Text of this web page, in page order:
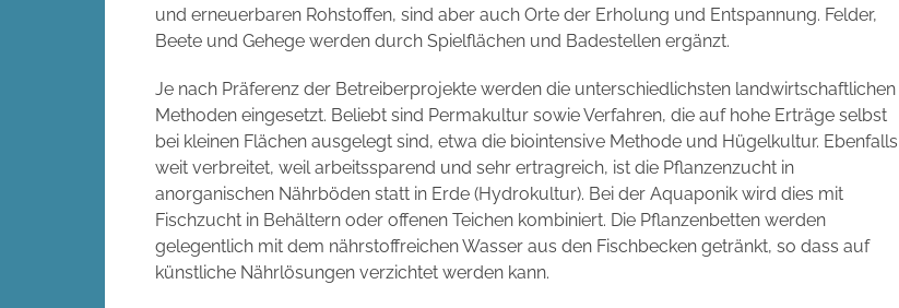
und erneuerbaren Rohstoffen, sind aber auch Orte der Erholung und Entspannung. Felder,
Beete und Gehege werden durch Spielflächen und Badestellen ergänzt.
Je nach Präferenz der Betreiberprojekte werden die unterschiedlichsten landwirtschaftlichen
Methoden eingesetzt. Beliebt sind Permakultur sowie Verfahren, die auf hohe Erträge selbst
bei kleinen Flächen ausgelegt sind, etwa die biointensive Methode und Hügelkultur. Ebenfalls
weit verbreitet, weil arbeitssparend und sehr ertragreich, ist die Pflanzenzucht in
anorganischen Nährböden statt in Erde (Hydrokultur). Bei der Aquaponik wird dies mit
Fischzucht in Behältern oder offenen Teichen kombiniert. Die Pflanzenbetten werden
gelegentlich mit dem nährstoffreichen Wasser aus den Fischbecken getränkt, so dass auf
künstliche Nährlösungen verzichtet werden kann.